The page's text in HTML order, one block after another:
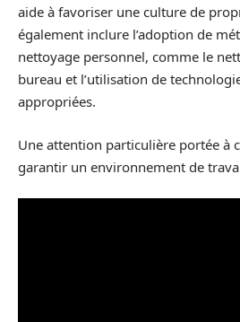
aide à favoriser une culture de
également inclure l’adoption de
nettoyage personnel, comme le
bureau et l’utilisation de
appropriées.
Une attention particulière portée à
garantir un environnement de